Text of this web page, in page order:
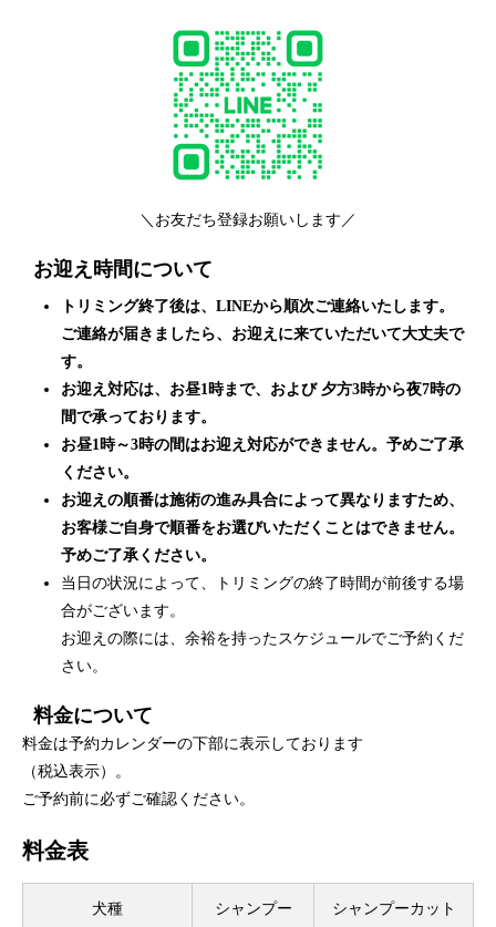
＼お友だち登録お願いします／
お迎え時間について
トリミング終了後は、LINEから順次ご連絡いたします。
ご連絡が届きましたら、お迎えに来ていただいて大丈夫で
す。
お迎え対応は、お昼1時まで、および 夕方3時から夜7時の
間で承っております。
お昼1時～3時の間はお迎え対応ができません。予めご了承
ください。
お迎えの順番は施術の進み具合によって異なりますため、
お客様ご自身で順番をお選びいただくことはできません。
予めご了承ください。
当日の状況によって、トリミングの終了時間が前後する場
合がございます。
お迎えの際には、余裕を持ったスケジュールでご予約くだ
さい。
料金について
料金は予約カレンダーの下部に表示しております
（税込表示）。
ご予約前に必ずご確認ください。
料金表
犬種
シャンプー
シャンプーカット